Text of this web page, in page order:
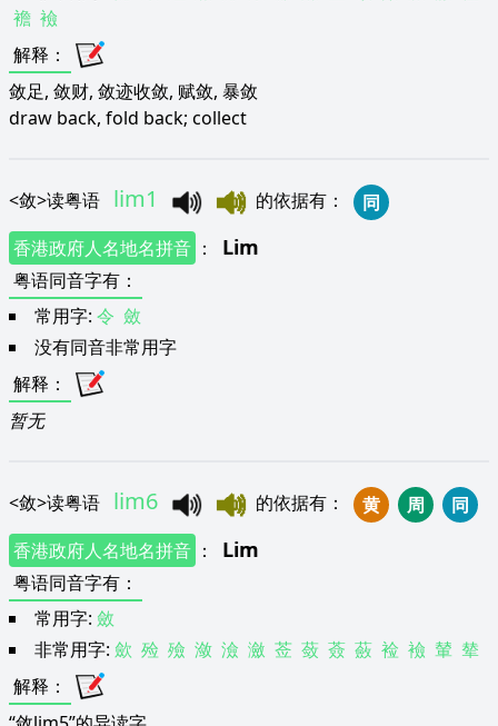
襜 襝
解释 ：
敛足, 敛财, 敛迹收敛, 赋敛, 暴敛
draw back, fold back; collect
<敛>读粤语 lim1 的依据有 ：
同
香港政府人名地名拼音 ： Lim
粤语同音字有 ：
常用字: 令 斂
没有同音非常用字
解释 ：
暂无
<敛>读粤语 lim6 的依据有 ： 黄 周
同
香港政府人名地名拼音 ： Lim
粤语同音字有 ：
常用字: 斂
非常用字: 歛 殓 殮 潋 澰 瀲 莶 蔹 薟 蘞 裣 襝 輦 辇
解释 ：